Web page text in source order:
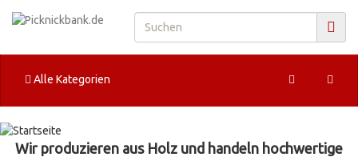
Alle Kategorien
Wir produzieren aus Holz und handeln hochwertige